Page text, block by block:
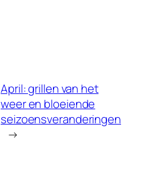
April: grillen van het
weer en bloeiende
seizoensveranderingen
→